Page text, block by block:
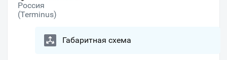
Россия
(Terminus)
Габаритная схема